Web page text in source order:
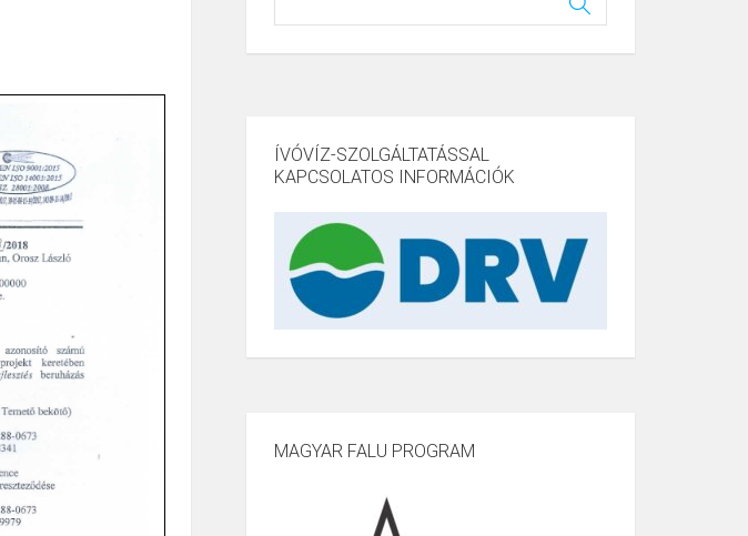
ÍVÓVÍZ-SZOLGÁLTATÁSSAL
KAPCSOLATOS INFORMÁCIÓK
MAGYAR FALU PROGRAM